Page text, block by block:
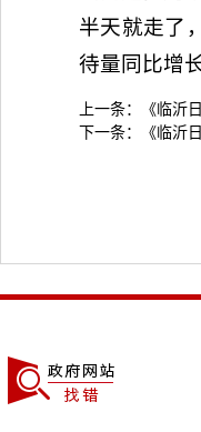
半天就走了
待量同比增
上一条：
《临沂
下一条：
《临沂